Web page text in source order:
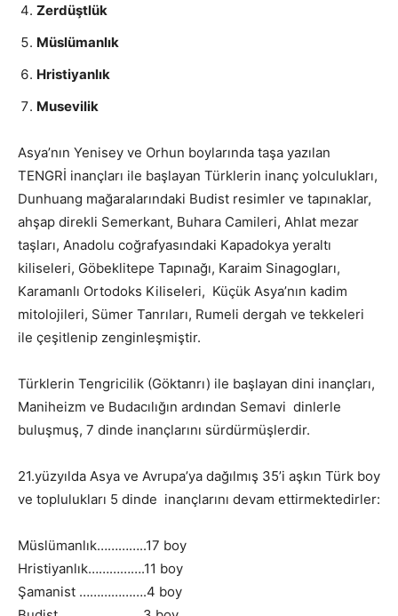
Zerdüştlük
Müslümanlık
Hristiyanlık
Musevilik
Asya’nın Yenisey ve Orhun boylarında taşa yazılan
TENGRİ inançları ile başlayan Türklerin inanç yolculukları,
Dunhuang mağaralarındaki Budist resimler ve tapınaklar,
ahşap direkli Semerkant, Buhara Camileri, Ahlat mezar
taşları, Anadolu coğrafyasındaki Kapadokya yeraltı
kiliseleri, Göbeklitepe Tapınağı, Karaim Sinagogları,
Karamanlı Ortodoks Kiliseleri, Küçük Asya’nın kadim
mitolojileri, Sümer Tanrıları, Rumeli dergah ve tekkeleri
ile çeşitlenip zenginleşmiştir.
Türklerin Tengricilik (Göktanrı) ile başlayan dini inançları,
Maniheizm ve Budacılığın ardından Semavi dinlerle
buluşmuş, 7 dinde inançlarını sürdürmüşlerdir.
21.yüzyılda Asya ve Avrupa’ya dağılmış 35’i aşkın Türk boy
ve toplulukları 5 dinde inançlarını devam ettirmektedirler:
Müslümanlık…………..17 boy
Hristiyanlık…………….11 boy
Şamanist ……………….4 boy